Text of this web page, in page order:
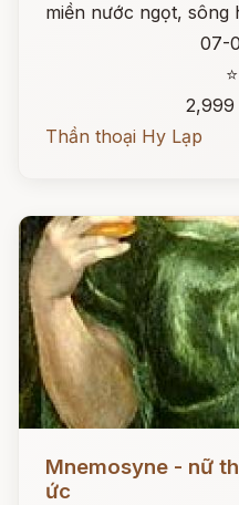
miền nước ngọt, sông
07-
Thần thoại Hy Lạp
Mnemosyne - nữ
ức